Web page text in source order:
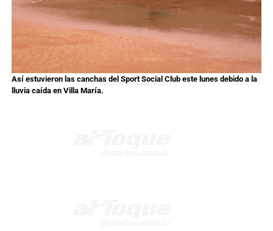
Así estuvieron las canchas del Sport Social Club este lunes debido a la
lluvia caída en Villa María.